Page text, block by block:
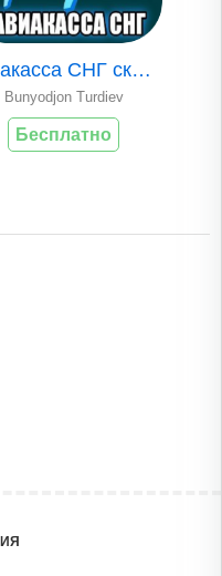
Авиакасса СНГ скид..
Bunyodjon Turdiev
Бесплатно